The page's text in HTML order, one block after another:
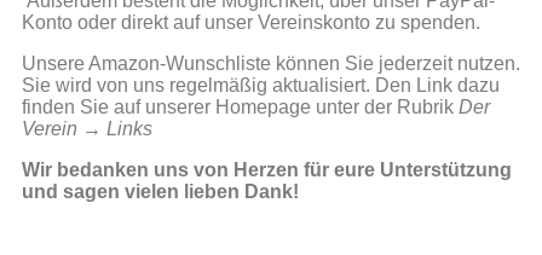
Konto oder direkt auf unser Vereinskonto zu spenden.
Unsere Amazon-Wunschliste können Sie jederzeit nutzen.
Sie wird von uns regelmäßig aktualisiert. Den Link dazu
finden Sie auf unserer Homepage unter der Rubrik Der
Verein → Links
Wir bedanken uns von Herzen für eure Unterstützung
und sagen vielen lieben Dank!